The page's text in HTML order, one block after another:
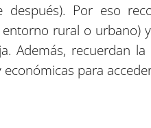
después). Por eso
rural o
Además, recuerdan
para